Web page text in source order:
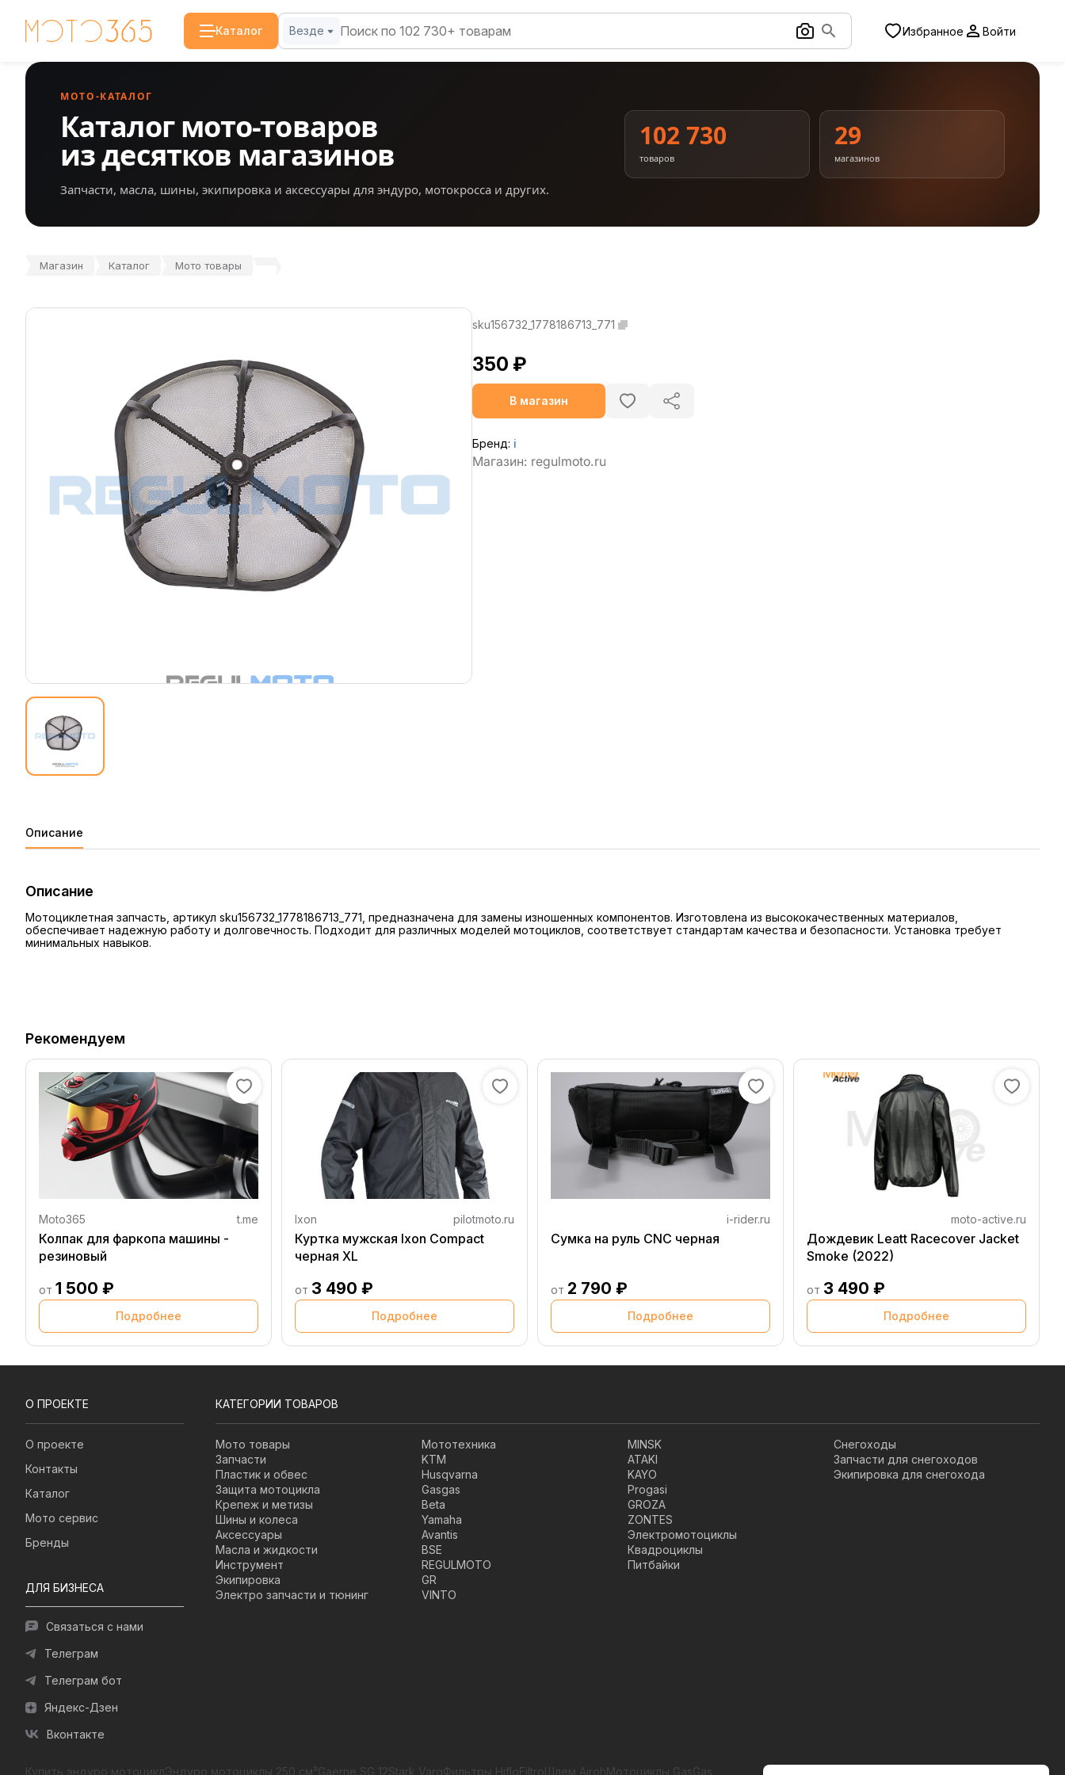
Каталог Везде Избранное Войти
МОТО-КАТАЛОГ
Каталог мото-товаров
из десятков магазинов
Запчасти, масла, шины, экипировка и аксессуары для эндуро, мотокросса и других.
102 730
товаров
29
магазинов
Магазин Каталог Мото товары
sku156732_1778186713_771
350 ₽
В магазин
Бренд: ℹ️
Описание
Описание
Мотоциклетная запчасть, артикул sku156732_1778186713_771, предназначена для замены изношенных компонентов. Изготовлена из высококачественных материалов,
обеспечивает надежную работу и долговечность. Подходит для различных моделей мотоциклов, соответствует стандартам качества и безопасности. Установка требует
минимальных навыков.
Рекомендуем
Moto365 t.me
Колпак для фаркопа машины -
резиновый
от 1 500 ₽
Подробнее
Ixon pilotmoto.ru
Куртка мужская Ixon Compact
черная XL
от 3 490 ₽
Подробнее
i-rider.ru
Сумка на руль CNC черная
от 2 790 ₽
Подробнее
moto-active.ru
Дождевик Leatt Racecover Jacket
Smoke (2022)
от 3 490 ₽
Подробнее
О ПРОЕКТЕ
О проекте
Контакты
Каталог
Мото сервис
Бренды
ДЛЯ БИЗНЕСА
Связаться с нами
Телеграм
Телеграм бот
Яндекс-Дзен
Вконтакте
КАТЕГОРИИ ТОВАРОВ
Мото товары
Запчасти
Пластик и обвес
Защита мотоцикла
Крепеж и метизы
Шины и колеса
Аксессуары
Масла и жидкости
Инструмент
Экипировка
Электро запчасти и тюнинг
Мототехника
KTM
Husqvarna
Gasgas
Beta
Yamaha
Avantis
BSE
REGULMOTO
GR
VINTO
MINSK
ATAKI
KAYO
Progasi
GROZA
ZONTES
Электромотоциклы
Квадроциклы
Питбайки
Снегоходы
Запчасти для снегоходов
Экипировка для снегохода
Купить эндуро мотоциклЭндуро мотоциклы 250 см³Gaerne SG 12Stark VargФильтры HifloFiltroШлем AirohМотоциклы GasGas